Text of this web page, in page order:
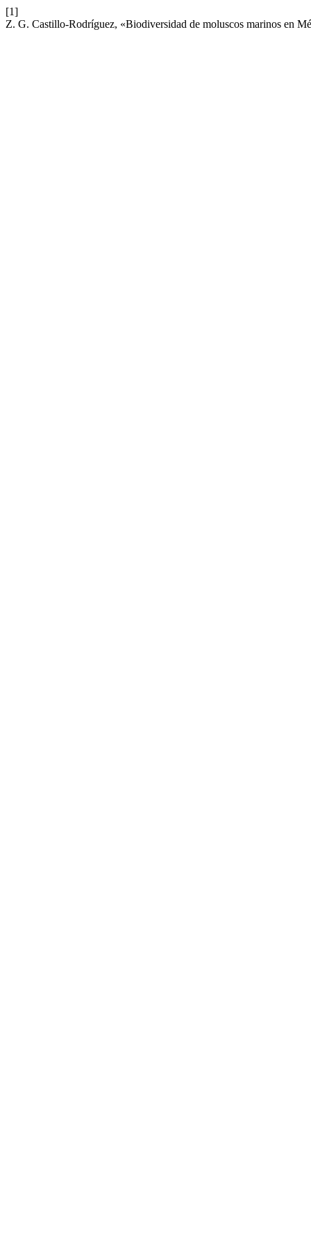
[1]
Z. G. Castillo-Rodríguez, «Biodiversidad de moluscos marinos en